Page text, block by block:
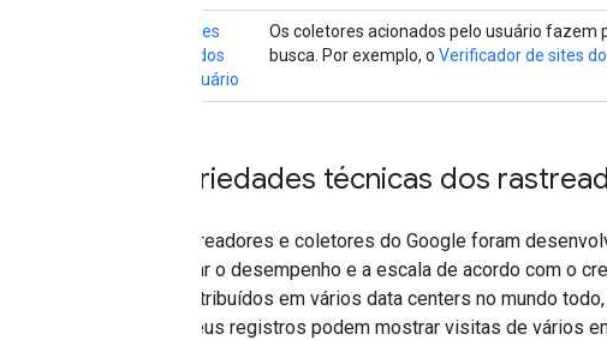
Coletores
acionados
pelo usuário
Os coletores acionados pelo usuário
busca. Por exemplo, o Verificador de sites
Propriedades técnicas dos
Os rastreadores e coletores do Google foram
melhorar o desempenho e a escala de acordo com o
são distribuídos em vários data centers no mundo
isso, seus registros podem mostrar visitas de vários